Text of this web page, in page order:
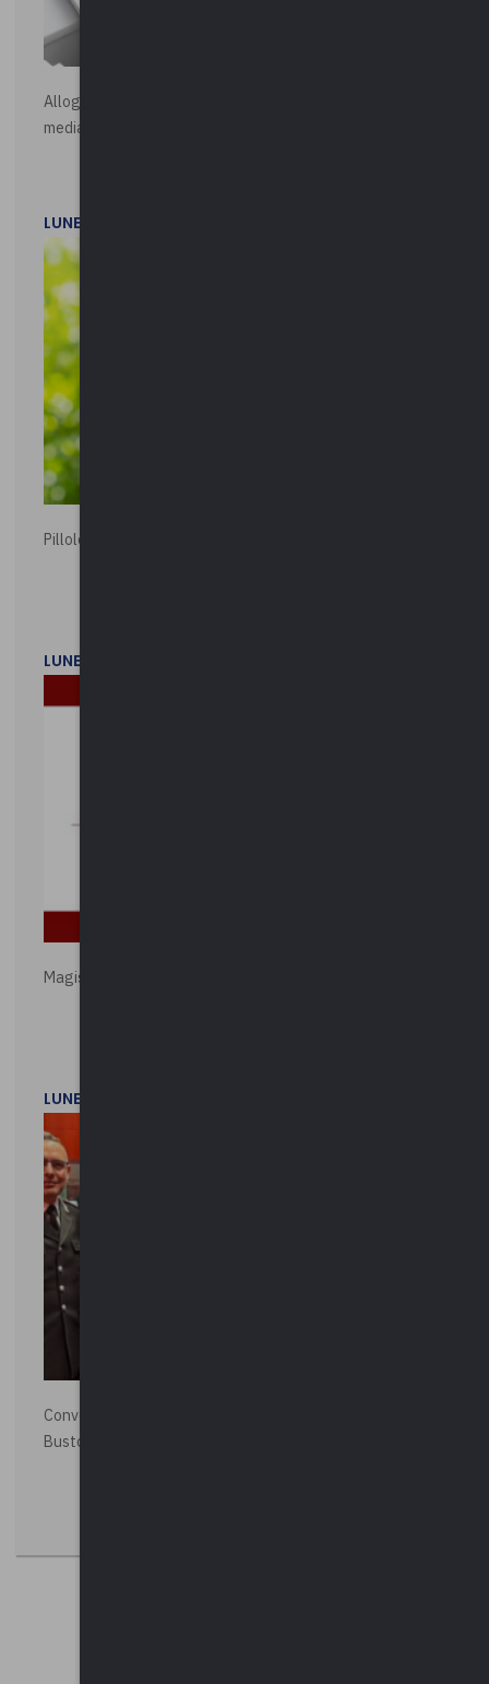
Alloggi di Edilizia Residenziale Pubblica - Vendita all'asta
mediante procedura asincrona telematica
LUNEDì 20 LUGLIO 2026
Pillole ambientali | 2026
LUNEDì 2 FEBBRAIO 2026
Magistratura e Costituzione. Le ragioni del SÌ e del NO
LUNEDì 1 DICEMBRE 2025
Convegno “La Polizia Locale per la sicurezza della città”,
Busto Arsizio